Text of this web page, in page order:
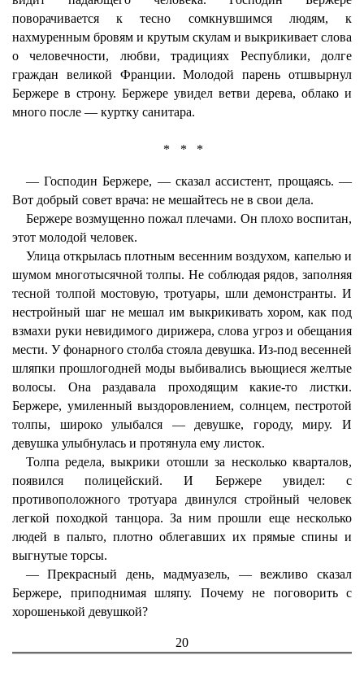
поворачивается к тесно сомкнувшимся людям, к
нахмуренным бровям и крутым скулам и выкрикивает слова
о человечности, любви, традициях Республики, долге
граждан великой Франции. Молодой парень отшвырнул
Бержере в строну. Бержере увидел ветви дерева, облако и
много после — куртку санитара.
* * *
— Господин Бержере, — сказал ассистент, прощаясь. —
Вот добрый совет врача: не мешайтесь не в свои дела.
Бержере возмущенно пожал плечами. Он плохо воспитан,
этот молодой человек.
Улица открылась плотным весенним воздухом, капелью и
шумом многотысячной толпы. Не соблюдая рядов, заполняя
тесной толпой мостовую, тротуары, шли демонстранты. И
нестройный шаг не мешал им выкрикивать хором, как под
взмахи руки невидимого дирижера, слова угроз и обещания
мести. У фонарного столба стояла девушка. Из-под весенней
шляпки прошлогодней моды выбивались вьющиеся желтые
волосы. Она раздавала проходящим какие-то листки.
Бержере, умиленный выздоровлением, солнцем, пестротой
толпы, широко улыбался — девушке, городу, миру. И
девушка улыбнулась и протянула ему листок.
Толпа редела, выкрики отошли за несколько кварталов,
появился полицейский. И Бержере увидел: с
противоположного тротуара двинулся стройный человек
легкой походкой танцора. За ним прошли еще несколько
людей в пальто, плотно облегавших их прямые спины и
выгнутые торсы.
— Прекрасный день, мадмуазель, — вежливо сказал
Бержере, приподнимая шляпу. Почему не поговорить с
хорошенькой девушкой?
20